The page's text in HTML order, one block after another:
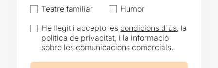
Teatre familiar
Humor
He llegit i accepto lescondicions d'ús, la
política de privacitat, i la informació
sobre lescomunicacions comercials.